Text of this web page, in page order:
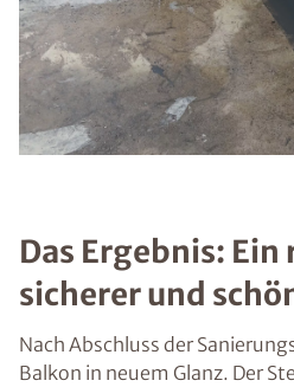
Das Ergebnis:
sicherer und
Nach Abschluss der
Balkon in neuem Glanz. Der